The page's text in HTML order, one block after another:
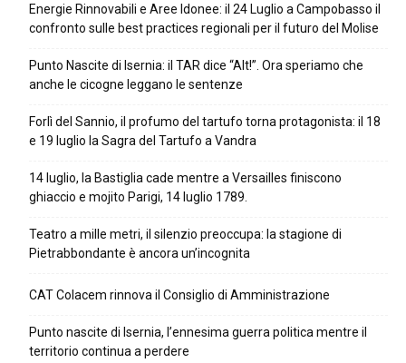
Energie Rinnovabili e Aree Idonee: il 24 Luglio a Campobasso il
confronto sulle best practices regionali per il futuro del Molise
Punto Nascite di Isernia: il TAR dice “Alt!”. Ora speriamo che
anche le cicogne leggano le sentenze
Forlì del Sannio, il profumo del tartufo torna protagonista: il 18
e 19 luglio la Sagra del Tartufo a Vandra
14 luglio, la Bastiglia cade mentre a Versailles finiscono
ghiaccio e mojito Parigi, 14 luglio 1789.
Teatro a mille metri, il silenzio preoccupa: la stagione di
Pietrabbondante è ancora un’incognita
CAT Colacem rinnova il Consiglio di Amministrazione
Punto nascite di Isernia, l’ennesima guerra politica mentre il
territorio continua a perdere